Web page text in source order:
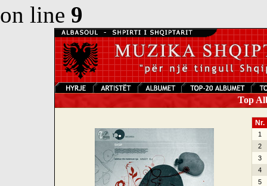
on line 9
Top
Nr.
1
2
3
4
5